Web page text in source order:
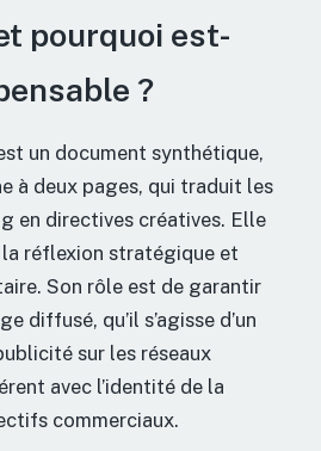
pourquoi est-
?
un document synthétique,
à deux pages, qui traduit les
en directives créatives. Elle
réflexion stratégique et
Son rôle est de garantir
diffusé, qu’il s’agisse d’un
sur les réseaux
avec l’identité de la
commerciaux.